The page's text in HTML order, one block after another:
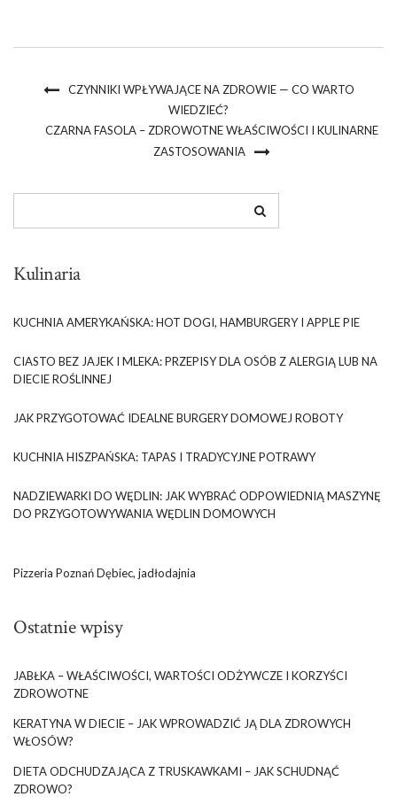
CZYNNIKI WPŁYWAJĄCE NA ZDROWIE — CO WARTO
WIEDZIEĆ?
CZARNA FASOLA – ZDROWOTNE WŁAŚCIWOŚCI I KULINARNE
ZASTOSOWANIA
Kulinaria
KUCHNIA AMERYKAŃSKA: HOT DOGI, HAMBURGERY I APPLE PIE
CIASTO BEZ JAJEK I MLEKA: PRZEPISY DLA OSÓB Z ALERGIĄ LUB NA
DIECIE ROŚLINNEJ
JAK PRZYGOTOWAĆ IDEALNE BURGERY DOMOWEJ ROBOTY
KUCHNIA HISZPAŃSKA: TAPAS I TRADYCYJNE POTRAWY
NADZIEWARKI DO WĘDLIN: JAK WYBRAĆ ODPOWIEDNIĄ MASZYNĘ
DO PRZYGOTOWYWANIA WĘDLIN DOMOWYCH
Pizzeria Poznań Dębiec, jadłodajnia
Ostatnie wpisy
JABŁKA – WŁAŚCIWOŚCI, WARTOŚCI ODŻYWCZE I KORZYŚCI
ZDROWOTNE
KERATYNA W DIECIE – JAK WPROWADZIĆ JĄ DLA ZDROWYCH
WŁOSÓW?
DIETA ODCHUDZAJĄCA Z TRUSKAWKAMI – JAK SCHUDNĄĆ
ZDROWO?